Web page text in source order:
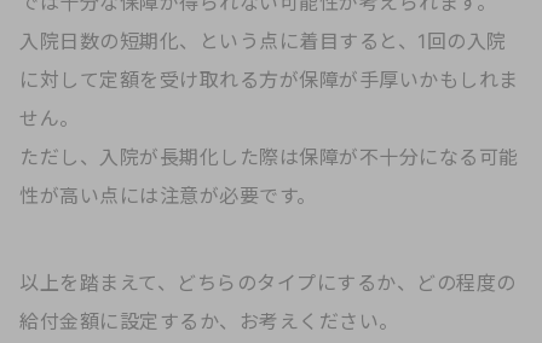
入院日数の短期化、という点に着目すると、1回の入院
に対して定額を受け取れる方が保障が手厚いかもしれま
せん。
ただし、入院が長期化した際は保障が不十分になる可能
性が高い点には注意が必要です。
以上を踏まえて、どちらのタイプにするか、どの程度の
給付金額に設定するか、お考えください。